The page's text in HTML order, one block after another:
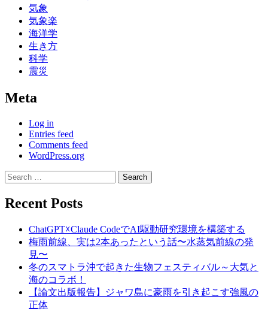
気象
気象楽
海洋学
生き方
科学
震災
Meta
Log in
Entries feed
Comments feed
WordPress.org
Search
for:
Recent Posts
ChatGPT☓Claude CodeでAI駆動研究環境を構築する
梅雨前線、実は2本あったという話〜水蒸気前線の発
見〜
冬のスマトラ沖で起きた生物フェスティバル～大気と
海のコラボ！
【論文出版報告】ジャワ島に豪雨を引き起こす強風の
正体